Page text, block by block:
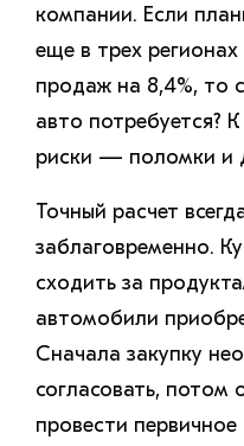
компании. Если
еще в трех
продаж на 8,4%, то
авто потребуется?
риски — поломки и
Точный расчет
заблаговременно.
сходить за
автомобили
Сначала закупку
согласовать,
провести